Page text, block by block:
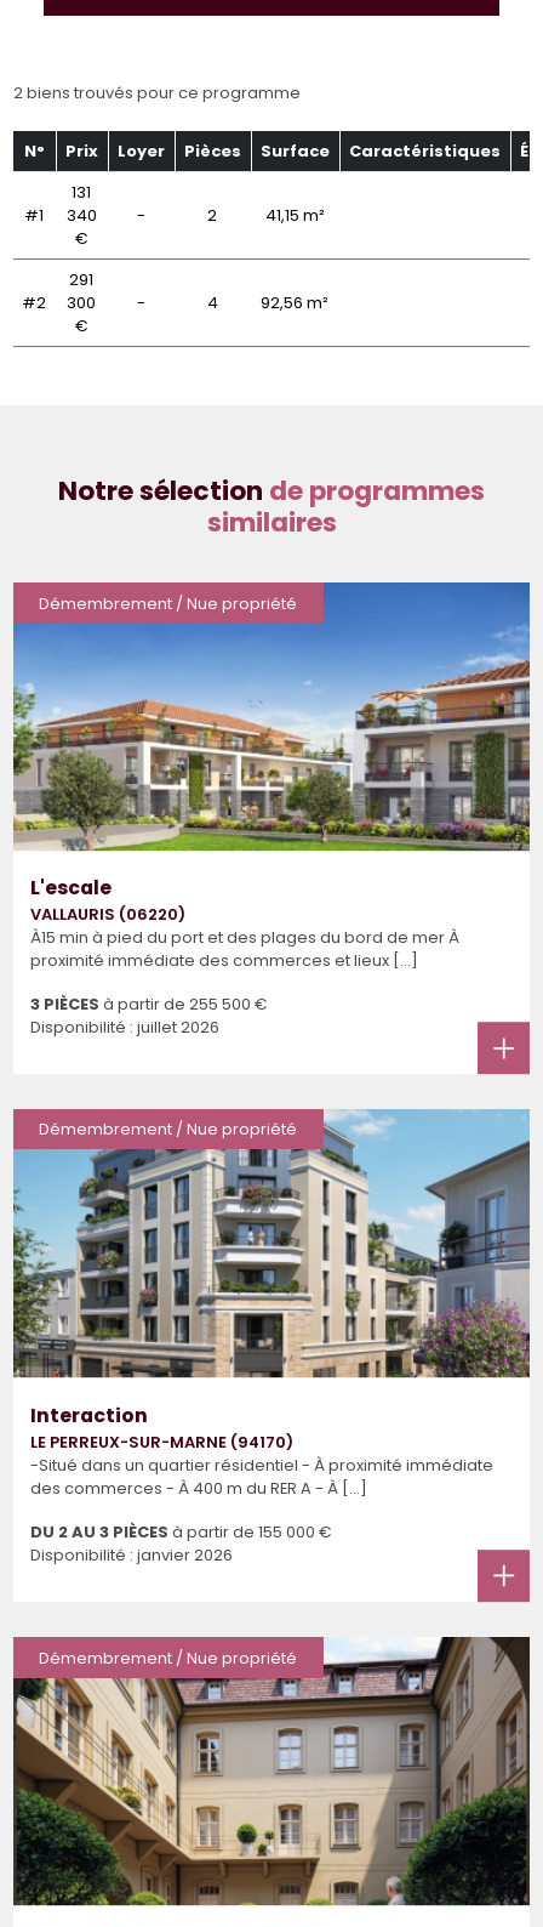
2 biens trouvés pour ce programme
N° Prix Loyer Pièces Surface Caractéristiques
#1
131
340
€
- 2 41,15 m²
#2
291
300
€
- 4 92,56 m²
Notre sélection de programmes
similaires
Démembrement / Nue propriété
L'escale
VALLAURIS (06220)
À15 min à pied du port et des plages du bord de mer À
proximité immédiate des commerces et lieux [...]
3 PIÈCES à partir de 255 500 €
Disponibilité : juillet 2026
Démembrement / Nue propriété
Interaction
LE PERREUX-SUR-MARNE (94170)
-Situé dans un quartier résidentiel - À proximité immédiate
des commerces - À 400 m du RER A - À [...]
DU 2 AU 3 PIÈCES à partir de 155 000 €
Disponibilité : janvier 2026
Démembrement / Nue propriété